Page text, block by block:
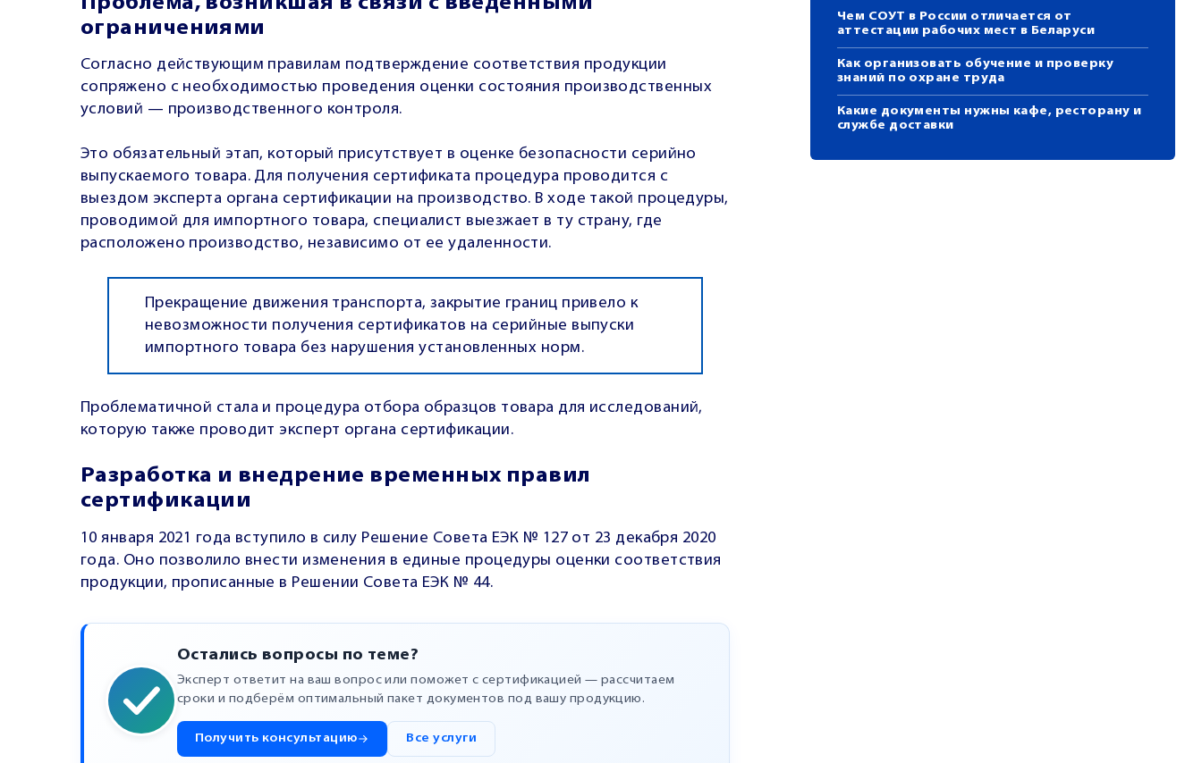
ограничениями
Согласно действующим правилам подтверждение соответствия продукции
сопряжено с необходимостью проведения оценки состояния производственных
условий — производственного контроля.
Это обязательный этап, который присутствует в оценке безопасности серийно
выпускаемого товара. Для получения сертификата процедура проводится с
выездом эксперта органа сертификации на производство. В ходе такой процедуры,
проводимой для импортного товара, специалист выезжает в ту страну, где
расположено производство, независимо от ее удаленности.
Прекращение движения транспорта, закрытие границ привело к
невозможности получения сертификатов на серийные выпуски
импортного товара без нарушения установленных норм.
Проблематичной стала и процедура отбора образцов товара для исследований,
которую также проводит эксперт органа сертификации.
Разработка и внедрение временных правил
сертификации
10 января 2021 года вступило в силу Решение Совета ЕЭК № 127 от 23 декабря 2020
года. Оно позволило внести изменения в единые процедуры оценки соответствия
продукции, прописанные в Решении Совета ЕЭК № 44.
Остались вопросы по теме?
Эксперт ответит на ваш вопрос или поможет с сертификацией — рассчитаем
сроки и подберём оптимальный пакет документов под вашу продукцию.
Получить консультацию Все услуги
Чем СОУТ в России отличается от
аттестации рабочих мест в Беларуси
Как организовать обучение и проверку
знаний по охране труда
Какие документы нужны кафе, ресторану и
службе доставки